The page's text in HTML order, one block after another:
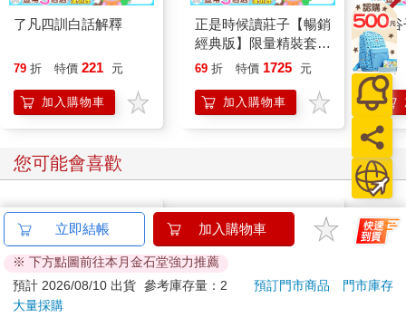
近年，「潤日」進一步變成全球議題。海外媒體相繼報導，尤其
《金融時報》於近期更刊出三頁特稿。我也一家接一家接受各國
媒體採訪。在我看來，那些選擇「潤」的中國人，將持續不斷尋
找更理想的目的地。「潤」，或許能夠成為理解當代中國的新切
入點。
我期待能夠藉由這本書，激揚起具建設性的理性討論，期許這些
討論能復返擴展至海洋彼岸，幫助人們更深入認識中國新移民的
生態。
----------
【內文試閱】
移居日本的熱潮從何而來
明明中日兩國正為了福島核能處理水而爭執不休，為什麼「反
日」的中國人會選擇來到日本呢？這不禁讓人產生疑惑。的確，
了凡四訓白話解釋
79 折 特價 221 元
加入購物車
正是時候讀莊子【暢銷
經典版】限量精裝套書
1-3冊，不分售（隨書
張）
69 折 特價 1725 元
加入購物車
鬼
9 折
您可能會喜歡
立即結帳 加入購物車
※ 下方點圖前往本月金石堂強力推薦
預計 2026/08/10 出貨 參考庫存量：2 預訂門市商品
門市庫存
大量採購